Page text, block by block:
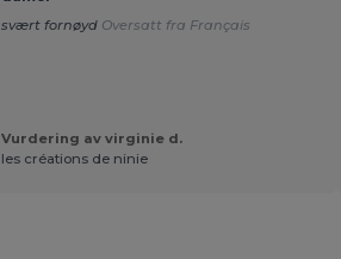
svært fornøyd Oversatt fra Français
Vurdering av virginie d.
les créations de ninie